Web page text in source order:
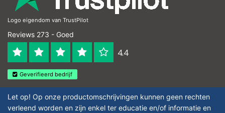
Logo eigendom van TrustPilot
Reviews 273 - Goed
4.4
Geverifieerd bedrijf
Let op! Op onze productomschrijvingen kunnen geen rechten
verleend worden en zijn enkel ter educatie en/of informatie en